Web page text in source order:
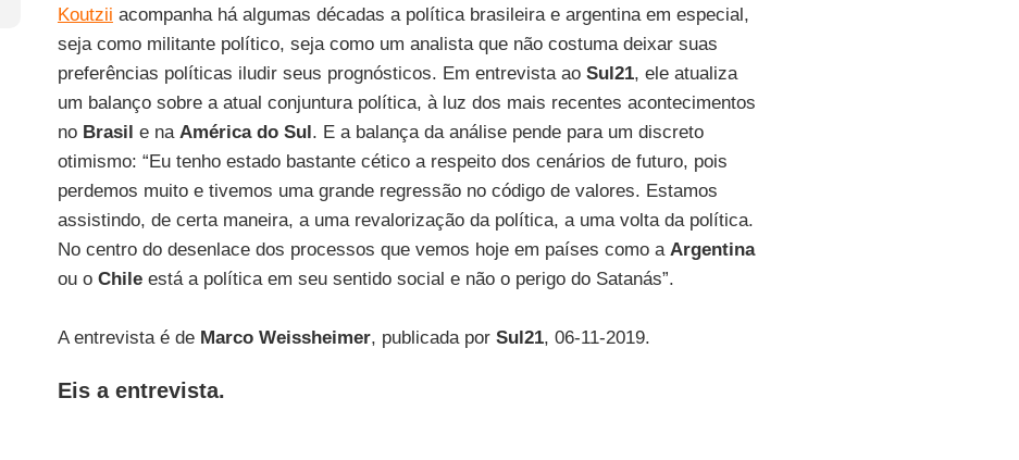
Koutzii acompanha há algumas décadas a política brasileira e argentina em especial,
seja como militante político, seja como um analista que não costuma deixar suas
preferências políticas iludir seus prognósticos. Em entrevista ao Sul21, ele atualiza
um balanço sobre a atual conjuntura política, à luz dos mais recentes acontecimentos
no Brasil e na América do Sul. E a balança da análise pende para um discreto
otimismo: “Eu tenho estado bastante cético a respeito dos cenários de futuro, pois
perdemos muito e tivemos uma grande regressão no código de valores. Estamos
assistindo, de certa maneira, a uma revalorização da política, a uma volta da política.
No centro do desenlace dos processos que vemos hoje em países como a Argentina
ou o Chileestá a política em seu sentido social e não o perigo do Satanás”.
A entrevista é de Marco Weissheimer, publicada por Sul21, 06-11-2019.
Eis a entrevista.